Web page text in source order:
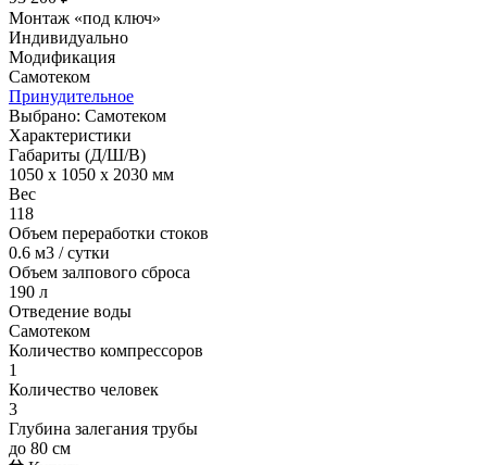
Монтаж «под ключ»
Индивидуально
Модификация
Cамотеком
Принудительное
Выбрано: Cамотеком
Характеристики
Габариты (Д/Ш/В)
1050 x 1050 x 2030 мм
Вес
118
Объем переработки стоков
0.6 м3 / сутки
Объем залпового сброса
190 л
Отведение воды
Cамотеком
Количество компрессоров
1
Количество человек
3
Глубина залегания трубы
до 80 см